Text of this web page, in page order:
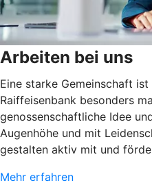
Arbeiten bei uns
Eine starke Gemeinschaft
Raiffeisenbank besonders
genossenschaftliche Idee
Augenhöhe und mit
gestalten aktiv mit und
Mehr erfahren